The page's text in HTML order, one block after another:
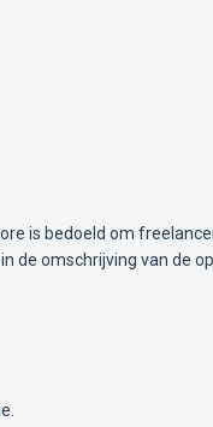
is bedoeld om
de omschrijving van de